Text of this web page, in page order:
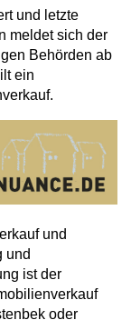
und letzte
meldet sich der
Behörden ab
ein
und
und
ist der
oder